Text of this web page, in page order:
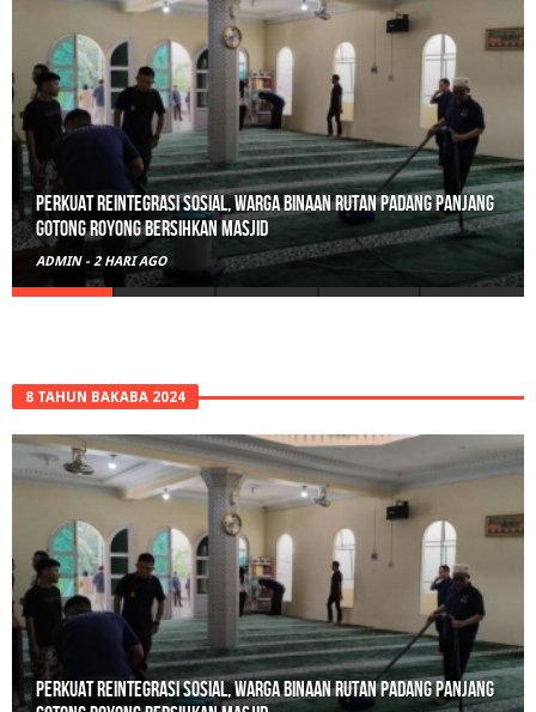
Perkuat Reintegrasi Sosial, Warga Binaan Rutan Padang Panjang
Gotong Royong Bersihkan Masjid
ADMIN - 2 HARI AGO
8 TAHUN BAKABA 2024
Perkuat Reintegrasi Sosial, Warga Binaan Rutan Padang Panjang